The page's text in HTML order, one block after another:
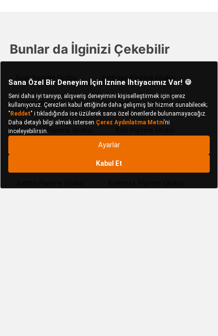
Bunlar da İlginizi Çekebilir
Acar Pişirme Grubu Amboss Pişirme Grubu
Aryıldız Pişirme Grubu Cem Pişirme Grubu
Cosiness Pişirme Grubu